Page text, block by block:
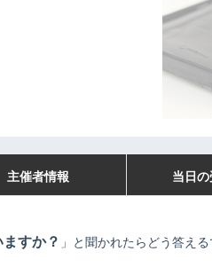
主催者情報 当日
すか？ 」と聞かれたらどう答える